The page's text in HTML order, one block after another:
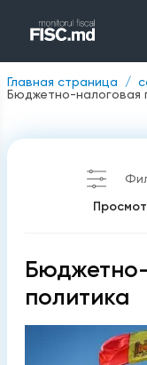
Главная страница
Бюджетно-налоговая
политика